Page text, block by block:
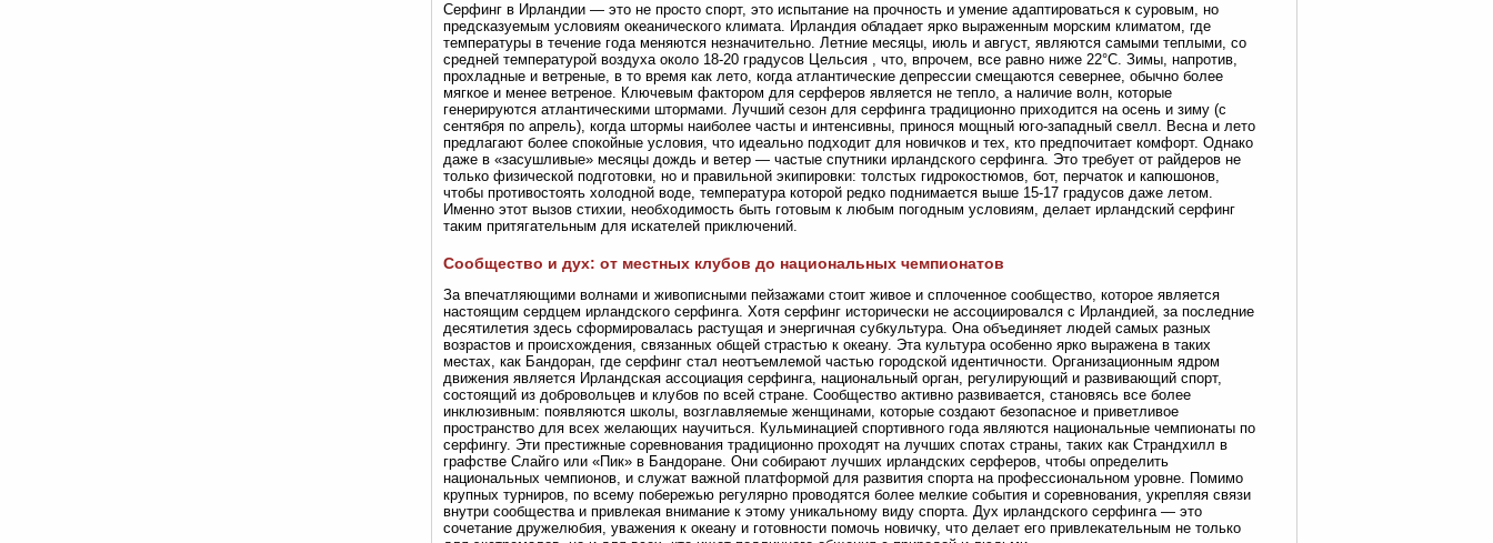
Серфинг в Ирландии — это не просто спорт, это испытание на прочность и умение адаптироваться к суровым, но
предсказуемым условиям океанического климата. Ирландия обладает ярко выраженным морским климатом, где
температуры в течение года меняются незначительно. Летние месяцы, июль и август, являются самыми теплыми, со
средней температурой воздуха около 18-20 градусов Цельсия , что, впрочем, все равно ниже 22°C. Зимы, напротив,
прохладные и ветреные, в то время как лето, когда атлантические депрессии смещаются севернее, обычно более
мягкое и менее ветреное. Ключевым фактором для серферов является не тепло, а наличие волн, которые
генерируются атлантическими штормами. Лучший сезон для серфинга традиционно приходится на осень и зиму (с
сентября по апрель), когда штормы наиболее часты и интенсивны, принося мощный юго-западный свелл. Весна и лето
предлагают более спокойные условия, что идеально подходит для новичков и тех, кто предпочитает комфорт. Однако
даже в «засушливые» месяцы дождь и ветер — частые спутники ирландского серфинга. Это требует от райдеров не
только физической подготовки, но и правильной экипировки: толстых гидрокостюмов, бот, перчаток и капюшонов,
чтобы противостоять холодной воде, температура которой редко поднимается выше 15-17 градусов даже летом.
Именно этот вызов стихии, необходимость быть готовым к любым погодным условиям, делает ирландский серфинг
таким притягательным для искателей приключений.
Сообщество и дух: от местных клубов до национальных чемпионатов
За впечатляющими волнами и живописными пейзажами стоит живое и сплоченное сообщество, которое является
настоящим сердцем ирландского серфинга. Хотя серфинг исторически не ассоциировался с Ирландией, за последние
десятилетия здесь сформировалась растущая и энергичная субкультура. Она объединяет людей самых разных
возрастов и происхождения, связанных общей страстью к океану. Эта культура особенно ярко выражена в таких
местах, как Бандоран, где серфинг стал неотъемлемой частью городской идентичности. Организационным ядром
движения является Ирландская ассоциация серфинга, национальный орган, регулирующий и развивающий спорт,
состоящий из добровольцев и клубов по всей стране. Сообщество активно развивается, становясь все более
инклюзивным: появляются школы, возглавляемые женщинами, которые создают безопасное и приветливое
пространство для всех желающих научиться. Кульминацией спортивного года являются национальные чемпионаты по
серфингу. Эти престижные соревнования традиционно проходят на лучших спотах страны, таких как Страндхилл в
графстве Слайго или «Пик» в Бандоране. Они собирают лучших ирландских серферов, чтобы определить
национальных чемпионов, и служат важной платформой для развития спорта на профессиональном уровне. Помимо
крупных турниров, по всему побережью регулярно проводятся более мелкие события и соревнования, укрепляя связи
внутри сообщества и привлекая внимание к этому уникальному виду спорта. Дух ирландского серфинга — это
сочетание дружелюбия, уважения к океану и готовности помочь новичку, что делает его привлекательным не только